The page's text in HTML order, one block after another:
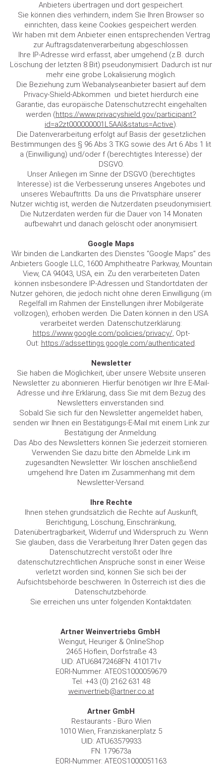
Anbieters übertragen und dort gespeichert.
Sie können dies verhindern, indem Sie Ihren Browser so
einrichten, dass keine Cookies gespeichert werden.
Wir haben mit dem Anbieter einen entsprechenden Vertrag
zur Auftragsdatenverarbeitung abgeschlossen.
Ihre IP-Adresse wird erfasst, aber umgehend (z.B. durch
Löschung der letzten 8 Bit) pseudonymisiert. Dadurch ist nur
mehr eine grobe Lokalisierung möglich.
Die Beziehung zum Webanalyseanbieter basiert auf dem
Privacy-Shield-Abkommen und bietet hierdurch eine
Garantie, das europäische Datenschutzrecht eingehalten
werden (https://www.privacyshield.gov/participant?
id=a2zt000000001L5AAI&status=Active).
Die Datenverarbeitung erfolgt auf Basis der gesetzlichen
Bestimmungen des § 96 Abs 3 TKG sowie des Art 6 Abs 1 lit
a (Einwilligung) und/oder f (berechtigtes Interesse) der
DSGVO.
Unser Anliegen im Sinne der DSGVO (berechtigtes
Interesse) ist die Verbesserung unseres Angebotes und
unseres Webauftritts. Da uns die Privatsphäre unserer
Nutzer wichtig ist, werden die Nutzerdaten pseudonymisiert.
Die Nutzerdaten werden für die Dauer von 14 Monaten
aufbewahrt und danach gelöscht oder anonymisiert.
Google Maps
Wir binden die Landkarten des Dienstes “Google Maps” des
Anbieters Google LLC, 1600 Amphitheatre Parkway, Mountain
View, CA 94043, USA, ein. Zu den verarbeiteten Daten
können insbesondere IP-Adressen und Standortdaten der
Nutzer gehören, die jedoch nicht ohne deren Einwilligung (im
Regelfall im Rahmen der Einstellungen ihrer Mobilgeräte
vollzogen), erhoben werden. Die Daten können in den USA
verarbeitet werden. Datenschutzerklärung:
https://www.google.com/policies/privacy/, Opt-
Out: https://adssettings.google.com/authenticated.
Newsletter
Sie haben die Möglichkeit, über unsere Website unseren
Newsletter zu abonnieren. Hierfür benötigen wir Ihre E-Mail-
Adresse und ihre Erklärung, dass Sie mit dem Bezug des
Newsletters einverstanden sind.
Sobald Sie sich für den Newsletter angemeldet haben,
senden wir Ihnen ein Bestätigungs-E-Mail mit einem Link zur
Bestätigung der Anmeldung.
Das Abo des Newsletters können Sie jederzeit stornieren.
Verwenden Sie dazu bitte den Abmelde Link im
zugesandten Newsletter. Wir löschen anschließend
umgehend Ihre Daten im Zusammenhang mit dem
Newsletter-Versand.
Ihre Rechte
Ihnen stehen grundsätzlich die Rechte auf Auskunft,
Berichtigung, Löschung, Einschränkung,
Datenübertragbarkeit, Widerruf und Widerspruch zu. Wenn
Sie glauben, dass die Verarbeitung Ihrer Daten gegen das
Datenschutzrecht verstößt oder Ihre
datenschutzrechtlichen Ansprüche sonst in einer Weise
verletzt worden sind, können Sie sich bei der
Aufsichtsbehörde beschweren. In Österreich ist dies die
Datenschutzbehörde.
Sie erreichen uns unter folgenden Kontaktdaten:
Artner Weinvertriebs GmbH
Weingut, Heuriger & OnlineShop
2465 Höflein, Dorfstraße 43
UID: ATU68472468FN: 410171v
EORI-Nummer: ATEOS1000059679
Tel. +43 (0) 2162 631 48
weinvertrieb@artner.co.at
Artner GmbH
Restaurants - Büro Wien
1010 Wien, Franziskanerplatz 5
UID: ATU63579933
FN: 179673a
EORI-Nummer: ATEOS1000051163